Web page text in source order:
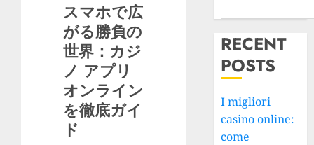
スマホで広
がる勝負の
世界： カジ
ノ アプリ
オンライン
を徹底ガイ
ド
RECENT
POSTS
I migliori
casino online:
come